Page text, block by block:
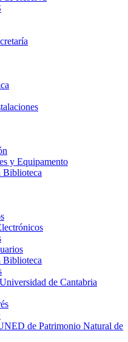
y Equipamento
Biblioteca
Biblioteca
de Cantabria
de Patrimonio Natural de